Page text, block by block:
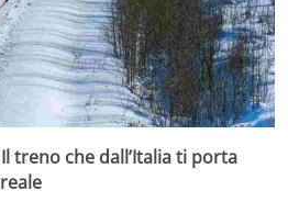
treno che dall’Italia ti porta